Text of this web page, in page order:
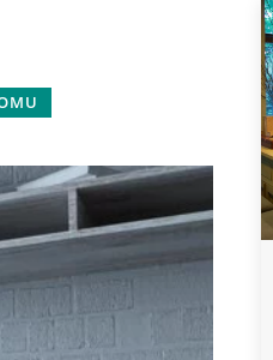
oczyszczalnie